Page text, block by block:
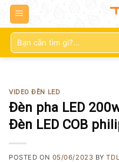
Tìm
kiếm:
VIDEO ĐÈN LED
Đèn pha LED
Đèn LED COB
POSTED ON 05/06/2023 BY